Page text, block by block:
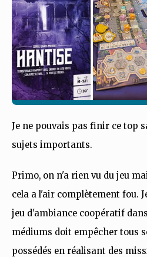
Je ne pouvais pas finir ce top
sujets importants.
Primo, on n'a rien vu du jeu
cela a l'air complètement fou.
jeu d'ambiance coopératif
médiums doit empêcher tous
possédés en réalisant des